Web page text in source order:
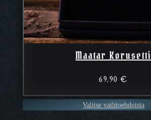
Maatar Korusetti
69,90€
Valitse vaihtoehdoista